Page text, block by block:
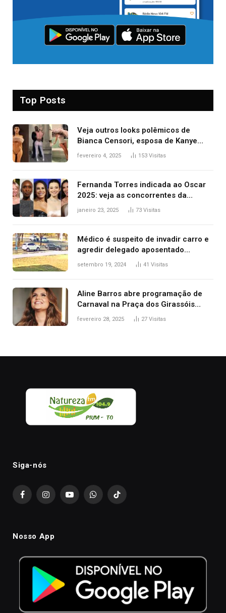
Top Posts
Veja outros looks polêmicos de
Bianca Censori, esposa de Kanye
West que apareceu nua no Grammy
fevereiro 4, 2025 153 Visitas
Fernanda Torres indicada ao Oscar
2025: veja as concorrentes da
brasileira a melhor atriz
janeiro 23, 2025 73 Visitas
Médico é suspeito de invadir carro e
agredir delegado aposentado
durante confusão no trânsito
setembro 19, 2024 41 Visitas
Aline Barros abre programação de
Carnaval na Praça dos Girassóis
nesta sexta-feira, em Palmas
fevereiro 28, 2025 27 Visitas
Siga-nós
FacebookInstagramYouTubeWhatsAppTikTok
Nosso App